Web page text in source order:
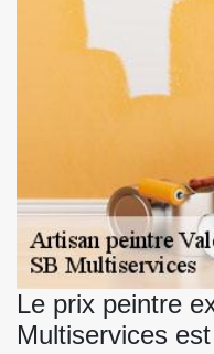
Le prix peintre
Multiservices